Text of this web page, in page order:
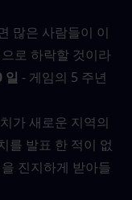
많은 사람들이 이
로 하락할 것이라
일 - 게임의 5 주년
가 새로운 지역의
를 발표 한 적이 없
진지하게 받아들